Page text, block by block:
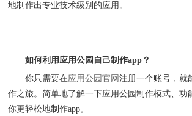
地制作出专业技术级别的应用。
如何利用应用公园自己制作app？
你只需要在应用公园官网 注册一个账号，就
作之旅。简单地了解一下应用公园制作模式、功
你更轻松地制作app。